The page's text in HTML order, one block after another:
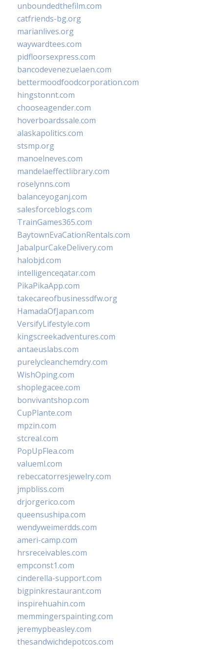
unboundedthefilm.com
catfriends-bg.org
marianlives.org
waywardtees.com
pidfloorsexpress.com
bancodevenezuelaen.com
bettermoodfoodcorporation.com
hingstonnt.com
chooseagender.com
hoverboardssale.com
alaskapolitics.com
stsmp.org
manoelneves.com
mandelaeffectlibrary.com
roselynns.com
balanceyoganj.com
salesforceblogs.com
TrainGames365.com
BaytownEvaCationRentals.com
JabalpurCakeDelivery.com
halobjd.com
intelligenceqatar.com
PikaPikaApp.com
takecareofbusinessdfw.org
HamadaOfJapan.com
VersifyLifestyle.com
kingscreekadventures.com
antaeuslabs.com
purelycleanchemdry.com
WishOping.com
shoplegacee.com
bonvivantshop.com
CupPlante.com
mpzin.com
stcreal.com
PopUpFlea.com
valueml.com
rebeccatorresjewelry.com
jmpbliss.com
drjorgerico.com
queensushipa.com
wendyweimerdds.com
ameri-camp.com
hrsreceivables.com
empconst1.com
cinderella-support.com
bigpinkrestaurant.com
inspirehuahin.com
memmingerspainting.com
jeremypbeasley.com
thesandwichdepotcos.com